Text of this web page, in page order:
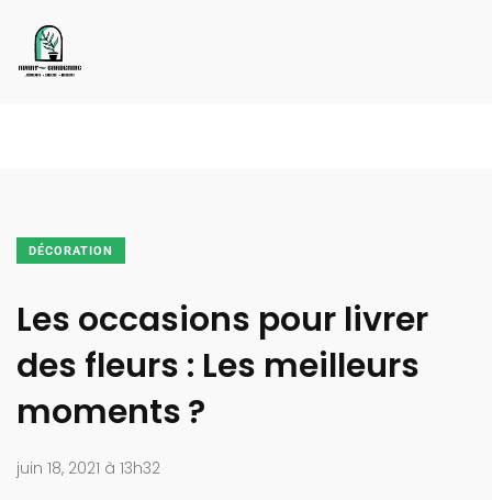
DÉCORATION
Les occasions pour livrer
des fleurs : Les meilleurs
moments ?
juin 18, 2021 à 13h32